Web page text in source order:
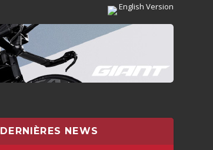
English Version
DERNIÈRES NEWS